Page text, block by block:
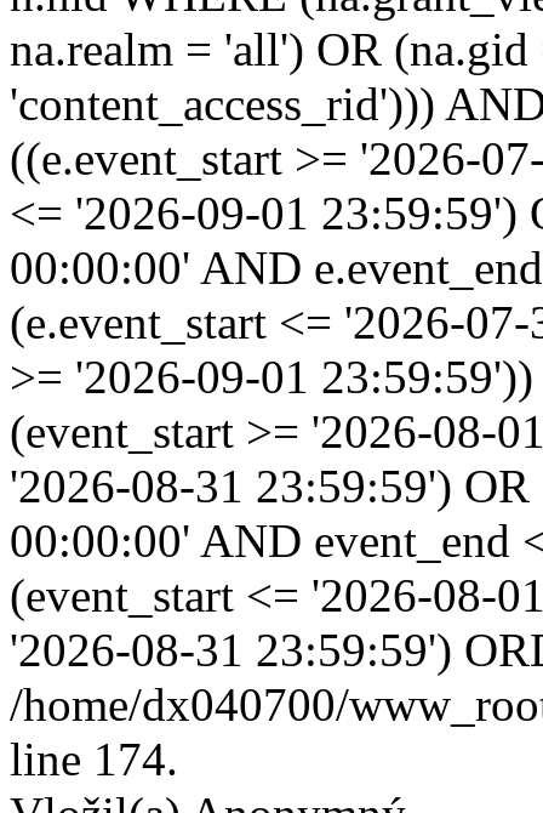
na.realm = 'all') OR
'content_access_rid')))
((e.event_start >= '2026-
<= '2026-09-01 23:59:59')
00:00:00' AND
(e.event_start <= '2026-
>= '2026-09-01
(event_start >= '2026-08-
'2026-08-31 23:59:59')
00:00:00' AND event_end
(event_start <= '2026-08-
'2026-08-31 23:59:59')
/home/dx040700/
line 174.